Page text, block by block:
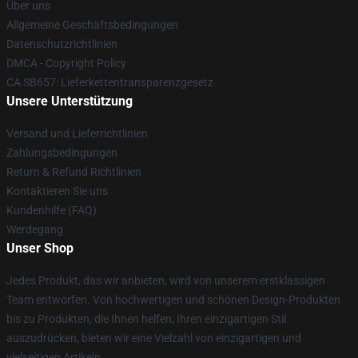
Über uns
Allgemeine Geschäftsbedingungen
Datenschutzrichtlinien
DMCA - Copyright Policy
CA SB657: Lieferkettentransparenzgesetz
Unsere Unterstützung
Versand und Lieferrichtlinien
Zahlungsbedingungen
Return & Refund Richtlinien
Kontaktieren Sie uns
Kundenhilfe (FAQ)
Werdegang
Unser Shop
Jedes Produkt, das wir anbieten, wird von unserem erstklassigen
Team entworfen. Von hochwertigen und schönen Design-Produkten
bis zu Produkten, die Ihnen helfen, Ihren einzigartigen Stil
auszudrücken, bieten wir eine Vielzahl von einzigartigen und